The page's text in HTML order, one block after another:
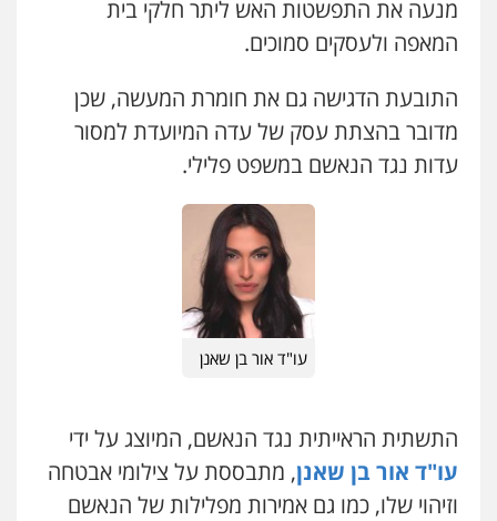
עו"ד אסף גונן
פלילי
0542255161
גל דהן – משרד עורך דין פלילי
וחקירות
0544723840
עו"ד ראוף נג'אר
פלילי עורכי דין לענייני אסירים
רכוש
0548009246
דוד אפרים משרד עורכי דין
פלילי צווארון לבן מס הכנסה מע"מ
0506209859
מנעה את התפשטות האש ליתר חלקי בית
המאפה ולעסקים סמוכים.
התובעת הדגישה גם את חומרת המעשה, שכן
מדובר בהצתת עסק של עדה המיועדת למסור
עדות נגד הנאשם במשפט פלילי.
עו"ד אור בן שאנן
התשתית הראייתית נגד הנאשם, המיוצג על ידי
עו"ד אור בן שאנן, מתבססת על צילומי אבטחה
וזיהוי שלו, כמו גם אמירות מפלילות של הנאשם
פלילי משפחה כלכלי צבאי
0507003001
עבירות תנועה
עורכי דין לענייני אסירים
0546470989
עו"ד אבי כהן
פשיעה חמורה
עבירות מין
ויקי שמואל – משרד עו"ד
פלילי משפט פלילי
0528959600